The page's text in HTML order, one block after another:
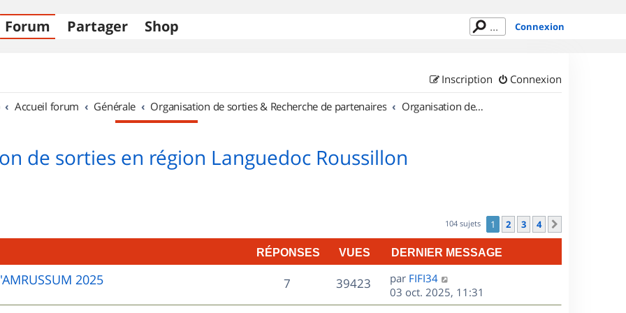
Forum Partager Shop Connexion
Connexion
Inscription
Accueil forum Générale Organisation de sorties & Recherche de partenaires Organisation de sorties en région Languedoc Roussillon
de sorties en région Languedoc Roussillon
104 sujets 1 2 3 4
RÉPONSES VUES DERNIER MESSAGE
2025 7R
é
39423V
u
D
e
r
par FIFI34
03 oct. 2025, 11:31